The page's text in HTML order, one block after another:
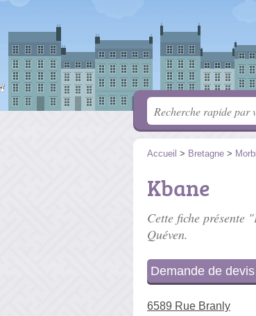
Accueil > Bretagne >
Kbane
Cette fiche présente
Quéven.
Demande de
6589 Rue Branly